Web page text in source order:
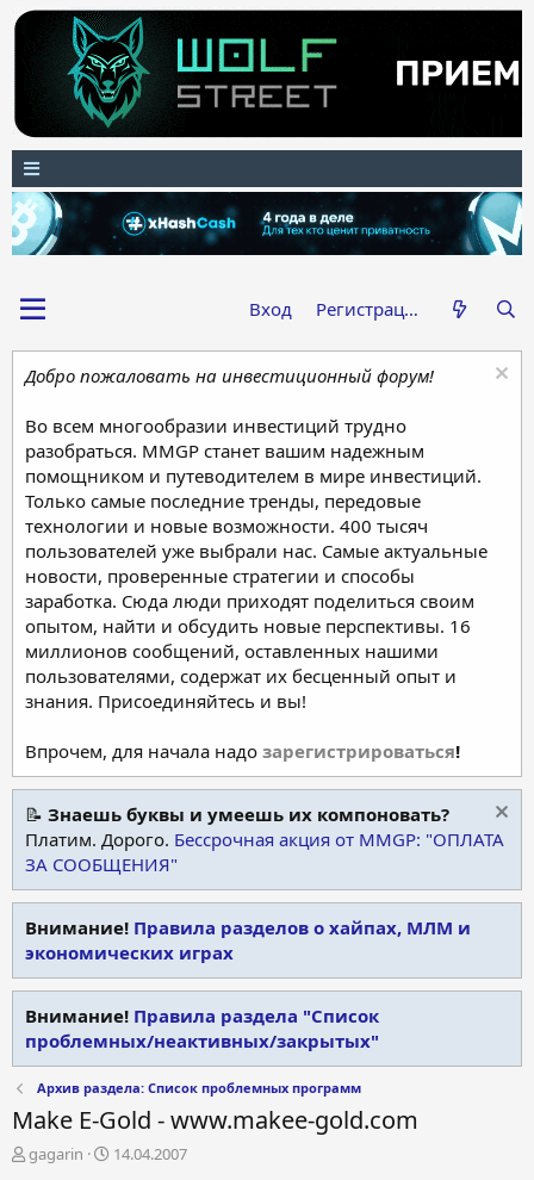
Вход Регистрация
Добро пожаловать на инвестиционный форум!
Во всем многообразии инвестиций трудно
разобраться. MMGP станет вашим надежным
помощником и путеводителем в мире инвестиций.
Только самые последние тренды, передовые
технологии и новые возможности. 400 тысяч
пользователей уже выбрали нас. Самые актуальные
новости, проверенные стратегии и способы
заработка. Сюда люди приходят поделиться своим
опытом, найти и обсудить новые перспективы. 16
миллионов сообщений, оставленных нашими
пользователями, содержат их бесценный опыт и
знания. Присоединяйтесь и вы!
Впрочем, для начала надо зарегистрироваться!
📝 Знаешь буквы и умеешь их компоновать?
Платим. Дорого. Бессрочная акция от MMGP: "ОПЛАТА
ЗА СООБЩЕНИЯ"
Внимание! Правила разделов о хайпах, МЛМ и
экономических играх
Внимание! Правила раздела "Список
проблемных/неактивных/закрытых"
Архив раздела: Список проблемных программ
Make E-Gold - www.makee-gold.com
А
gagarin
Д
14.04.2007